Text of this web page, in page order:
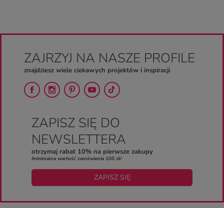
ZAJRZYJ NA NASZE PROFILE
znajdziesz wiele ciekawych projektów i inspiracji
ZAPISZ SIĘ DO
NEWSLETTERA
otrzymaj rabat 10% na pierwsze zakupy
/minimalna wartość zamówienia 100 zł/
ZAPISZ SIĘ